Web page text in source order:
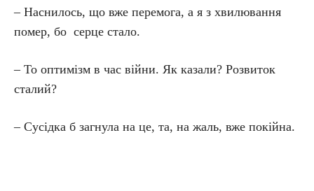
– Наснилось, що вже перемога, а я з хвилювання
помер, бо серце стало.
– То оптимізм в час війни. Як казали? Розвиток
сталий?
– Сусідка б загнула на це, та, на жаль, вже покійна.